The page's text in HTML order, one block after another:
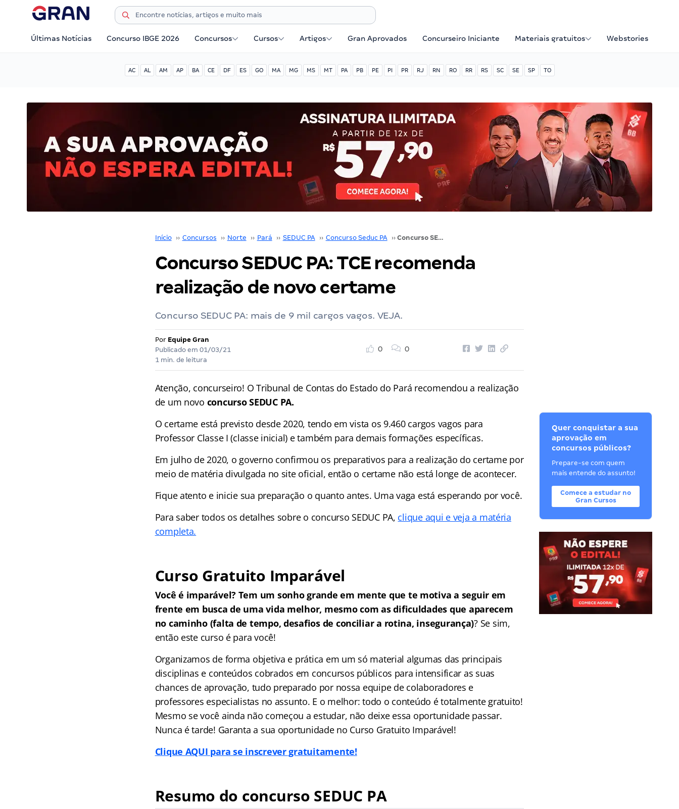
Últimas Notícias Concurso IBGE 2026 Concursos Cursos Artigos Gran Aprovados Concurseiro Iniciante Materiais gratuitos Webstories
AC AL AM AP BA CE DF ES GO MA MG MS MT PA PB PE PI PR RJ RN RO RR RS SC SE SP TO
Início ›› Concursos ›› Norte ›› Pará ›› SEDUC PA ›› Concurso Seduc PA ›› Concurso SEDUC PA: TCE recomenda realização de novo certame
Concurso SEDUC PA: TCE recomenda
realização de novo certame
Concurso SEDUC PA: mais de 9 mil cargos vagos. VEJA.
Por Equipe Gran
Publicado em 01/03/21
1 min. de leitura
0 0
Atenção, concurseiro! O Tribunal de Contas do Estado do Pará recomendou a realização
de um novo concurso SEDUC PA.
O certame está previsto desde 2020, tendo em vista os 9.460 cargos vagos para
Professor Classe I (classe inicial) e também para demais formações específicas.
Em julho de 2020, o governo confirmou os preparativos para a realização do certame por
meio de matéria divulgada no site oficial, então o certame não está longe de acontecer.
Fique atento e inicie sua preparação o quanto antes. Uma vaga está esperando por você.
Para saber todos os detalhes sobre o concurso SEDUC PA, clique aqui e veja a matéria
completa.
Curso Gratuito Imparável
Você é imparável? Tem um sonho grande em mente que te motiva a seguir em
frente em busca de uma vida melhor, mesmo com as dificuldades que aparecem
no caminho (falta de tempo, desafios de conciliar a rotina, insegurança)? Se sim,
então este curso é para você!
Organizamos de forma objetiva e prática em um só material algumas das principais
disciplinas e conteúdos cobrados em concursos públicos para intensificar as suas
chances de aprovação, tudo preparado por nossa equipe de colaboradores e
professores especialistas no assunto. E o melhor: todo o conteúdo é totalmente gratuito!
Mesmo se você ainda não começou a estudar, não deixe essa oportunidade passar.
Nunca é tarde! Garanta a sua oportunidade no Curso Gratuito Imparável!
Clique AQUI para se inscrever gratuitamente!
Resumo do concurso SEDUC PA
Quer conquistar a sua
aprovação em
concursos públicos?
Prepare-se com quem
mais entende do assunto!
Comece a estudar no
Gran Cursos